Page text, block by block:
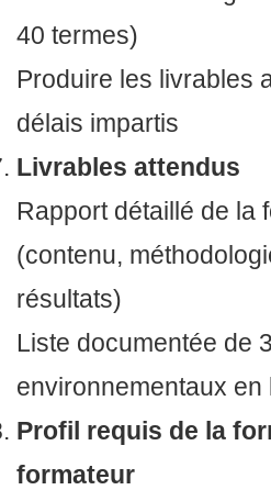
40 termes)
Produire les livrables
délais impartis
Livrables attendus
Rapport détaillé de la
(contenu,
résultats)
Liste documentée de
environnementaux
Profil requis de la
formateur